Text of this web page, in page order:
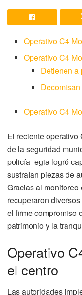
Operativo C4
Operativo C4
Detienen a
Operativo C4
El reciente operativo
de la seguridad
policía regia logró
sustraían piezas de
Gracias al
recuperaron
el firme compromiso
patrimonio y la
Operativo
el centro
Las autoridades